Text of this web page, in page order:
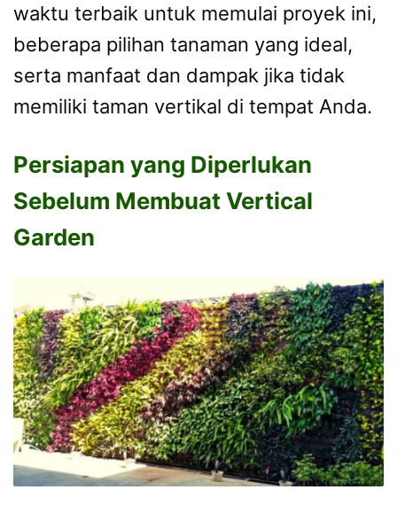
waktu terbaik untuk memulai proyek ini,
beberapa pilihan tanaman yang ideal,
serta manfaat dan dampak jika tidak
memiliki taman vertikal di tempat Anda.
Persiapan yang Diperlukan
Sebelum Membuat Vertical
Garden